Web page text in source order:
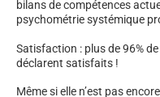
bilans de compétences
psychométrie systémique
Satisfaction : plus de 96%
déclarent satisfaits !
Même si elle n’est pas